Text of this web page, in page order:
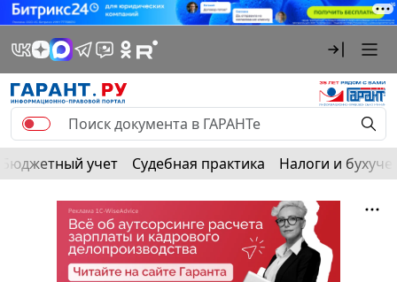
Бюджетный учет Судебная практика Налоги и